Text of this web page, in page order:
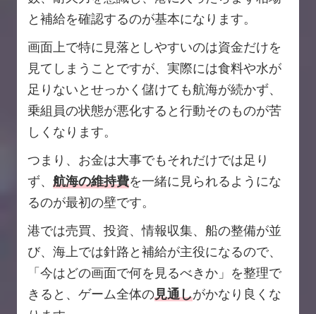
と補給を確認するのが基本になります。
画面上で特に見落としやすいのは資金だけを
見てしまうことですが、実際には食料や水が
足りないとせっかく儲けても航海が続かず、
乗組員の状態が悪化すると行動そのものが苦
しくなります。
つまり、お金は大事でもそれだけでは足り
ず、 航海の維持費を一緒に見られるようにな
るのが最初の壁です。
港では売買、投資、情報収集、船の整備が並
び、海上では針路と補給が主役になるので、
「今はどの画面で何を見るべきか」を整理で
きると、ゲーム全体の見通しがかなり良くな